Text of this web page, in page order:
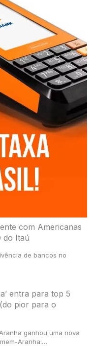
com Americanas
do Itaú
de bancos no
entra para top 5
pior para o
ganhou uma nova
Aranha:…